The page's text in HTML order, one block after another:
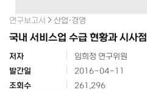
연구보고서 산업·경영
국내 서비스업 수급 현황과 시사점
저자
임희정 연구위원
발간일
2016-04-11
조회수
261,296